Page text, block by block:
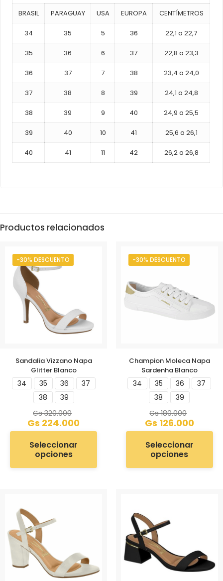
BRASIL PARAGUAY USA EUROPA CENTÍMETROS
34 35 5 36 22,1 a 22,7
35 36 6 37 22,8 a 23,3
36 37 7 38 23,4 a 24,0
37 38 8 39 24,1 a 24,8
38 39 9 40 24,9 a 25,5
39 40 10 41 25,6 a 26,1
40 41 11 42 26,2 a 26,8
Productos relacionados
-30% DESCUENTO
Sandalia Vizzano Napa
Glitter Blanco
34 35 36
37
38
39
Gs320.000
Gs 224.000
Seleccionar
opciones
-30% DESCUENTO
Champion Moleca Napa
Sardenha Blanco
34 35 36
37
38
39
Gs180.000
Gs 126.000
Seleccionar
opciones